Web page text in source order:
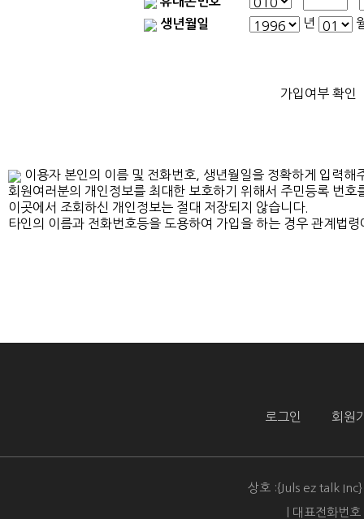
생년월일 년
가입여부 확인
이용자 본인의 이름 및 전화번호, 생년월일을 정확하게 입력해
회원여러분의 개인정보를 최대한 보호하기 위해서 주민등록 번호
이곳에서 조회하신 개인정보는 절대 저장되지 않습니다.
타인의 이름과 전화번호등을 도용하여 가입을 하는 경우 관계법
로그인 회원
상호 :{Juls ez talk
| 대표전화번